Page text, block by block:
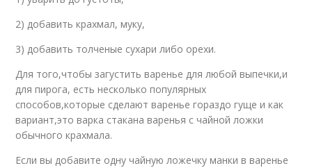
2) добавить крахмал, муку,
3) добавить толченые сухари либо орехи.
Для того,чтобы загустить варенье для любой выпечки,и
для пирога, есть несколько популярных
способов,которые сделают варенье гораздо гуще и как
вариант,это варка стакана варенья с чайной ложки
обычного крахмала.
Если вы добавите одну чайную ложечку манки в варенье